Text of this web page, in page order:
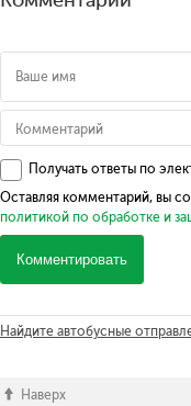
Получать ответы по
Оставляя комментарий, вы
политикой по обработке и
Комментировать
Найдите автобусные
Наверх